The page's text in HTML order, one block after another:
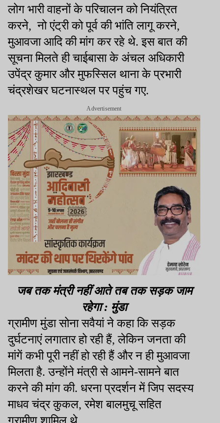
लोग भारी वाहनों के परिचालन को नियंत्रित
करने, नो एंट्री को पूर्व की भांति लागू करने,
मुआवजा आदि की मांग कर रहे थे. इस बात की
सूचना मिलते ही चाईबासा के अंचल अधिकारी
उपेंद्र कुमार और मुफस्सिल थाना के प्रभारी
चंद्रशेखर घटनास्थल पर पहुंच गए.
Advertisement
जब तक मंत्री नहीं आते तब तक सड़क जाम
रहेगा : मुंडा
ग्रामीण मुंडा सोना सवैयां ने कहा कि सड़क
दुर्घटनाएं लगातार हो रही हैं,लेकिन जनता की
मांगें कभी पूरी नहीं हो रही हैं और न ही मुआवजा
मिलता है. उन्होंने मंत्री से आमने-सामने बात
करने की मांग की. धरना प्रदर्शन में जिप सदस्य
माधव चंद्र कुकल,रमेश बालमुचू सहित